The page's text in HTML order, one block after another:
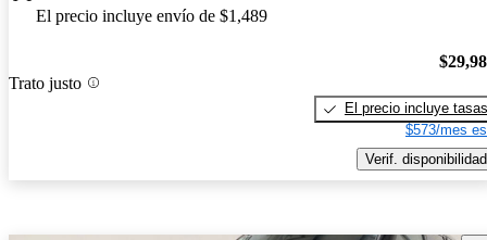
El precio incluye envío de $1,489
Trato justo
El precio incluye tasas
$573/mes
Verif. disponibilidad